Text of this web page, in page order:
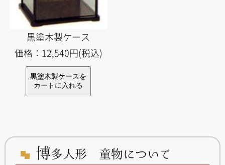
黒塗木製ケース
価格：12,540円(税込)
博多人形 童物について